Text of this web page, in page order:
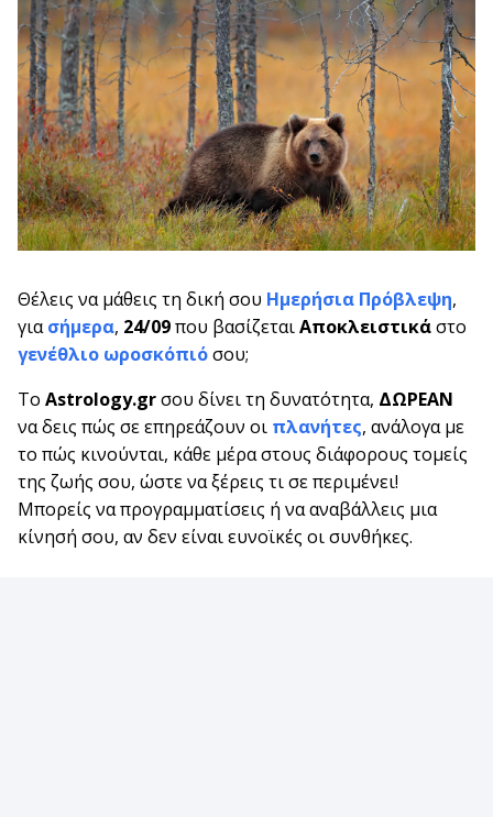
Θέλεις να μάθεις τη δική σου Ημερήσια Πρόβλεψη,
γιασήμερα, 24/09που βασίζεταιΑποκλειστικάστο
γενέθλιο ωροσκόπιόσου;
Το Astrology.grσου δίνει τη δυνατότητα, ΔΩΡΕΑΝ
να δεις πώς σε επηρεάζουν οι πλανήτες, ανάλογα με
το πώς κινούνται, κάθε μέρα στους διάφορους τομείς
της ζωής σου, ώστε να ξέρεις τι σε περιμένει!
Μπορείς να προγραμματίσεις ή να αναβάλλεις μια
κίνησή σου, αν δεν είναι ευνοϊκές οι συνθήκες.